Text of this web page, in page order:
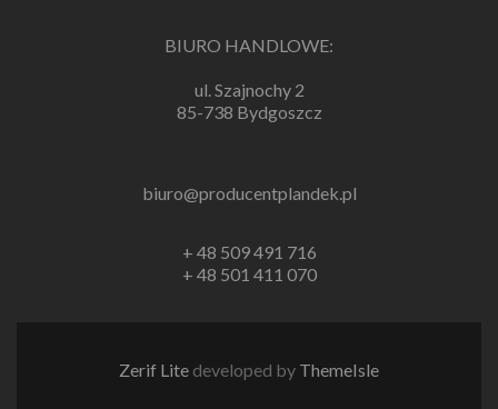
BIURO HANDLOWE:
ul. Szajnochy 2
85-738 Bydgoszcz
biuro@producentplandek.pl
+ 48 509 491 716
+ 48 501 411 070
Zerif Lite developed by ThemeIsle